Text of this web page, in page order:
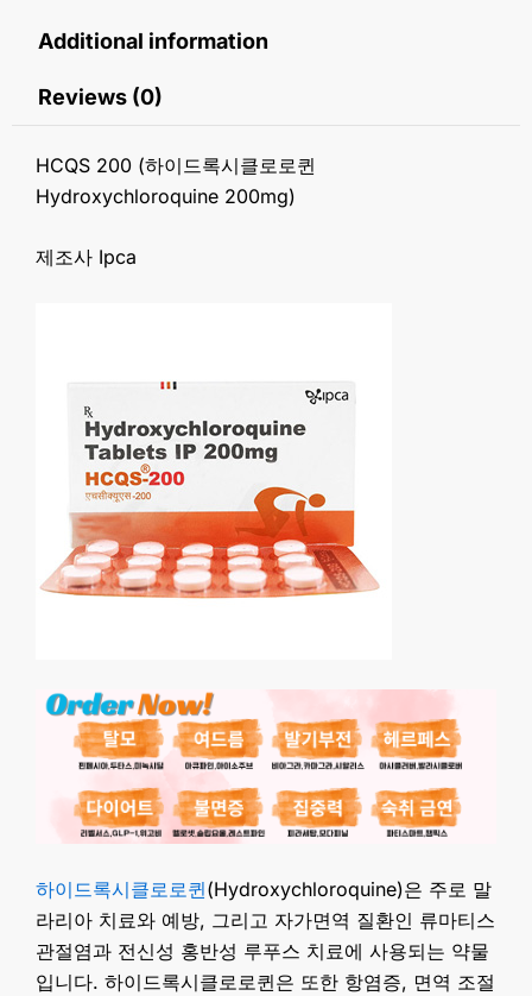
quantity
Additional information
Reviews (0)
HCQS 200 (하이드록시클로로퀸
Hydroxychloroquine 200mg)
제조사 Ipca
하이드록시클로로퀸(Hydroxychloroquine)은 주로 말
라리아 치료와 예방, 그리고 자가면역 질환인 류마티스
관절염과 전신성 홍반성 루푸스 치료에 사용되는 약물
입니다. 하이드록시클로로퀸은 또한 항염증, 면역 조절